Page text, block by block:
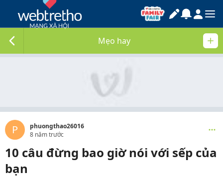
Mẹo hay
P
phuongthao26016
8 năm trước
10 câu đừng bao giờ nói với sếp của
bạn